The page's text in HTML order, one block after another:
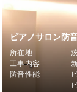
ピアノサロン防
所在地
工事内容
防音性能